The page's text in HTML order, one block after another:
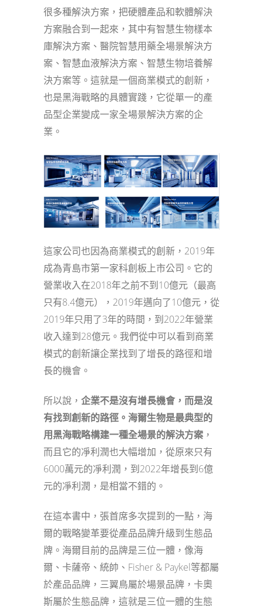
很多種解決方案，把硬體產品和軟體解決
方案融合到一起來，其中有智慧生物樣本
庫解決方案、醫院智慧用藥全場景解決方
案、智慧血液解決方案、智慧生物培養解
決方案等。這就是一個商業模式的創新，
也是黑海戰略的具體實踐，它從單一的產
品型企業變成一家全場景解決方案的企
業。
這家公司也因為商業模式的創新，2019年
成為青島市第一家科創板上市公司。它的
營業收入在2018年之前不到10億元（最高
只有8.4億元），2019年邁向了10億元，從
2019年只用了3年的時間，到2022年營業
收入達到28億元。我們從中可以看到商業
模式的創新讓企業找到了增長的路徑和增
長的機會。
所以說， 企業不是沒有增長機會，而是沒
有找到創新的路徑。海爾生物是最典型的
用黑海戰略構建一種全場景的解決方案 ，
而且它的凈利潤也大幅增加，從原來只有
6000萬元的凈利潤，到2022年增長到6億
元的凈利潤，是相當不錯的。
在這本書中，張首席多次提到的一點，海
爾的戰略變革要從產品品牌升級到生態品
牌。海爾目前的品牌是三位一體，像海
爾、卡薩帝、統帥、Fisher & Paykel等都屬
於產品品牌，三翼鳥屬於場景品牌，卡奧
斯屬於生態品牌，這就是三位一體的生態